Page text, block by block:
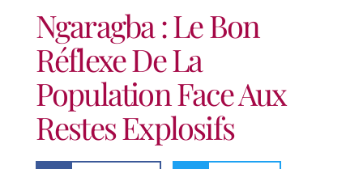
Ngaragba : Le Bon
Réflexe De La
Population Face Aux
Restes Explosifs